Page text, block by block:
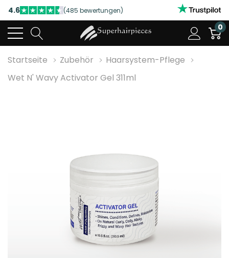
4.6 (485 bewertungen)
NUTZEN SIE UNSERE WILLKOMMENSRABATTE
4.6
(485 bewertungen)
0
Startseite Zubehör
Haarsystem-Pflege
Wet N' Wavy Activator Gel 311ml